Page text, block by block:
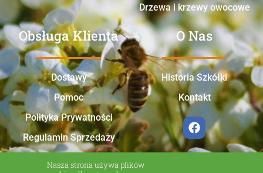
Drzewa i krzewy owocowe
Obsługa Klienta
Dostawy
Pomoc
Polityka Prywatności
Regulamin Sprzedaży
O Nas
Historia Szkółki
Kontakt
Nasza strona używa plików